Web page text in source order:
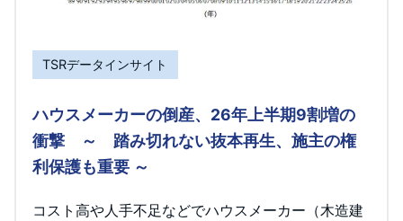
TSRデータインサイト
ハウスメーカーの倒産、26年上半期9割増の
衝撃 ～ 踏み切れない抜本再生、施主の権
利保護も重要 ～
コスト高や人手不足などでハウスメーカー（木造建